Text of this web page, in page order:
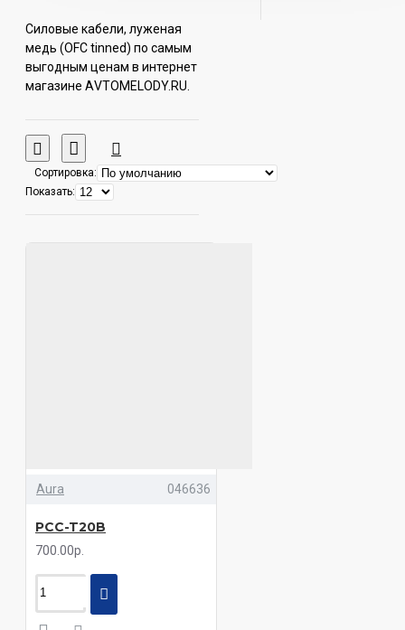
Силовые кабели, луженая
медь (OFC tinned) по самым
выгодным ценам в интернет
магазине АVTOMELODY.RU.
ознакомиться с ценами,
отзывами, фотографиями и
подробными
характеристиками товаров.
Сортировка:
Показать:
Aura 046636
PCC-T20B
700.00р.